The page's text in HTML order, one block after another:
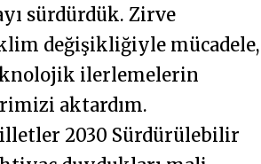
sürdürdük. Zirve
değişikliğiyle mücadele,
ilerlemelerin
aktardım.
2030 Sürdürülebilir